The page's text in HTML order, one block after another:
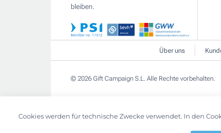
bleiben.
Über uns
© 2026 Gift Campaign S.L. Alle Rechte vorbehalten.
Cookies werden für technische Zwecke verwendet. In den